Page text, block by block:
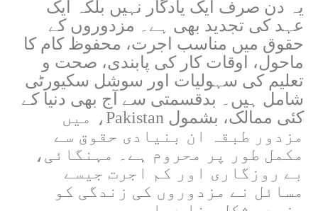
یہ دن صرف ایک یادگار نہیں بلکہ ایک
عہد کی تجدید بھی ہے۔ مزدوروں کے
حقوق میں مناسب اجرت، محفوظ کام کا
ماحول، اوقات کار کی پابندی، صحت و
تعلیم کی سہولیات اور سوشل سکیورٹی
شامل ہیں۔ بدقسمتی سے آج بھی دنیا کے
کئی ممالک، بشمول Pakistan، میں
مزدور طبقہ ان بنیادی حقوق سے
مکمل طور پر محروم ہے۔ مہنگائی،
بے روزگاری اور کم اجرت جیسے
مسائل نے مزدوروں کی زندگی کو